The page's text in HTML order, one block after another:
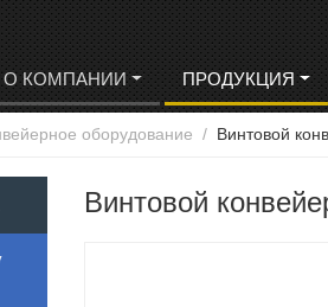
О КОМПАНИИ ПРОДУКЦИЯ
оборудование Винтовой
Винтовой